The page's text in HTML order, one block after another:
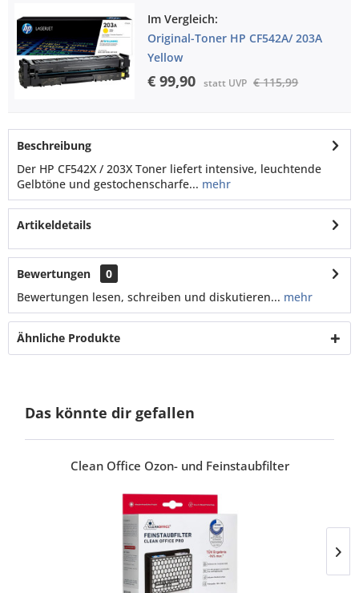
Im Vergleich:
Original-Toner HP CF542A/ 203A
Yellow
€ 99,90 statt UVP € 115,99
Beschreibung
Der HP CF542X / 203X Toner liefert intensive, leuchtende
Gelbtöne und gestochenscharfe... mehr
Artikeldetails
Bewertungen
0
Bewertungen lesen, schreiben und diskutieren... mehr
Ähnliche Produkte
Das könnte dir gefallen
Clean Office Ozon- und Feinstaubfilter